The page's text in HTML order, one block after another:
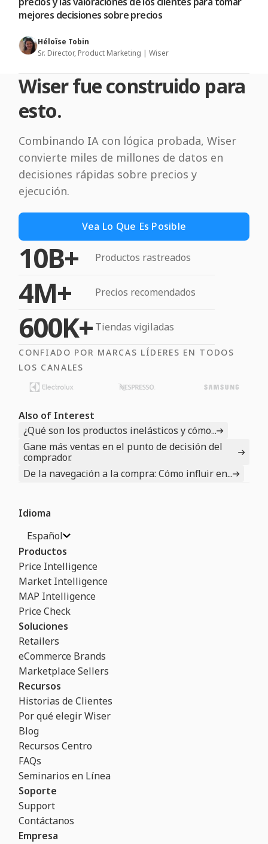
mejores decisiones sobre precios
Héloïse Tobin
Sr. Director, Product Marketing | Wiser
Wiser fue construido para
esto.
Combinando IA con lógica probada, Wiser
convierte miles de millones de datos en
decisiones rápidas sobre precios y
ejecución.
Vea Lo Que Es Posible
10B+ Productos rastreados
4M+ Precios recomendados
600K+ Tiendas vigiladas
CONFIADO POR MARCAS LÍDERES EN TODOS
LOS CANALES
Also of Interest
¿Qué son los productos inelásticos y cómo...
Gane más ventas en el punto de decisión del
comprador.
De la navegación a la compra: Cómo influir en...
Idioma
Español
Productos
Price Intelligence
Market Intelligence
MAP Intelligence
Price Check
Soluciones
Retailers
eCommerce Brands
Marketplace Sellers
Recursos
Historias de Clientes
Por qué elegir Wiser
Blog
Recursos Centro
FAQs
Seminarios en Línea
Soporte
Support
Contáctanos
Empresa